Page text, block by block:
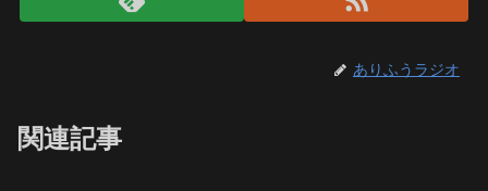
ありふうラジオ
関連記事